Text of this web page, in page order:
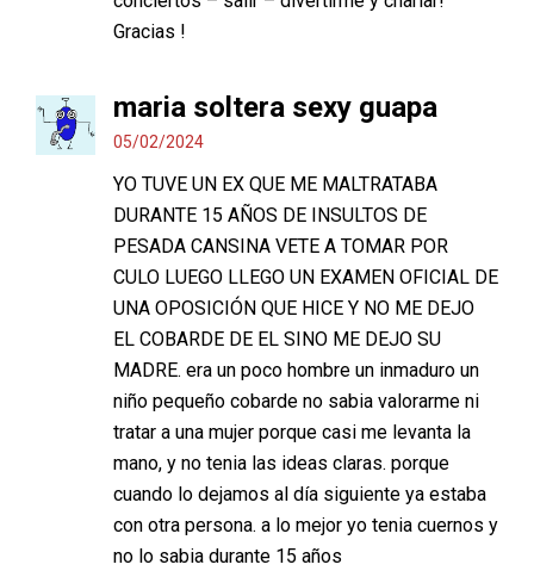
Gracias !
maria soltera sexy guapa
05/02/2024
YO TUVE UN EX QUE ME MALTRATABA
DURANTE 15 AÑOS DE INSULTOS DE
PESADA CANSINA VETE A TOMAR POR
CULO LUEGO LLEGO UN EXAMEN OFICIAL DE
UNA OPOSICIÓN QUE HICE Y NO ME DEJO
EL COBARDE DE EL SINO ME DEJO SU
MADRE. era un poco hombre un inmaduro un
niño pequeño cobarde no sabia valorarme ni
tratar a una mujer porque casi me levanta la
mano, y no tenia las ideas claras. porque
cuando lo dejamos al día siguiente ya estaba
con otra persona. a lo mejor yo tenia cuernos y
no lo sabia durante 15 años